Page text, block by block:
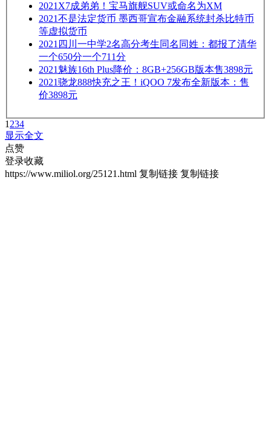
2021 X7成弟弟！宝马旗舰SUV或命名为XM
2021不是法定货币 墨西哥宣布金融系统封杀比特币
等虚拟货币
2021 四川一中学2名高分考生同名同姓：都报了清华
一个650分一个711分
2021 魅族16th Plus降价：8GB+256GB版本售3898元
2021骁龙888快充之王！iQOO 7发布全新版本：售
价3898元
1 234
显示全文
点赞
登录收藏
https://www.miliol.org/25121.html 复制链接 复制链接